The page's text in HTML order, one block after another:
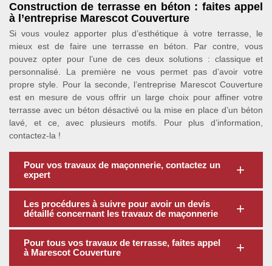
Construction de terrasse en béton : faites appel
à l’entreprise Marescot Couverture
Si vous voulez apporter plus d’esthétique à votre terrasse, le
mieux est de faire une terrasse en béton. Par contre, vous
pouvez opter pour l’une de ces deux solutions : classique et
personnalisé. La première ne vous permet pas d’avoir votre
propre style. Pour la seconde, l’entreprise Marescot Couverture
est en mesure de vous offrir un large choix pour affiner votre
terrasse avec un béton désactivé ou la mise en place d’un béton
lavé, et ce, avec plusieurs motifs. Pour plus d’information,
contactez-la !
Pour vos travaux de maçonnerie, contactez un
expert
Les procédures à suivre pour avoir un devis
détaillé concernant les travaux de maçonnerie
Pour tous vos travaux de terrasse, faites appel
à Marescot Couverture